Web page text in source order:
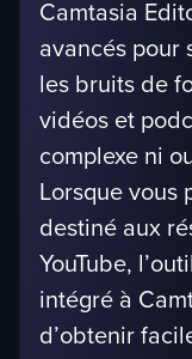
Camtasia
avancés pour
les bruits de
vidéos et
complexe ni
Lorsque vous
destiné aux
YouTube,
intégré à
d’obtenir